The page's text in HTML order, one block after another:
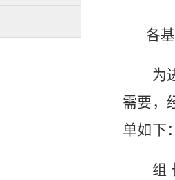
各
为
需要，
单如下：
组